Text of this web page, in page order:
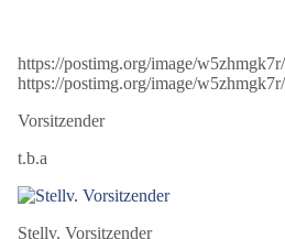
https://postimg.org/image/w5zhmgk7r/
https://postimg.org/image/w5zhmgk7r/
Vorsitzender
t.b.a
Stellv. Vorsitzender